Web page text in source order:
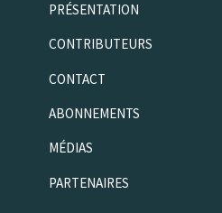
PRÉSENTATION
CONTRIBUTEURS
CONTACT
ABONNEMENTS
MÉDIAS
PARTENAIRES